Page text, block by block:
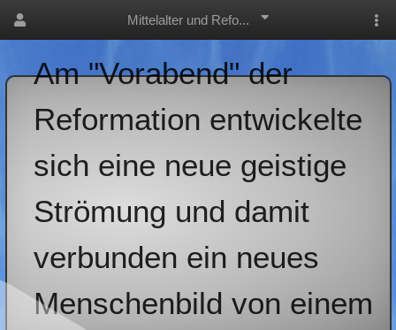
Mittelalter und Refo...
Am "Vorabend" der
Reformation entwickelte
sich eine neue geistige
Strömung und damit
verbunden ein neues
Menschenbild von einem